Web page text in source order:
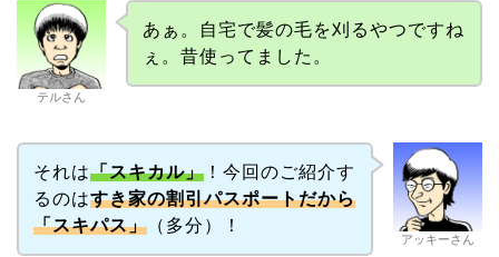
テルさん
あぁ。自宅で髪の毛を刈るやつですね
ぇ。昔使ってました。
アッキーさん
それは「スキカル」！今回のご紹介す
るのはすき家の割引パスポートだから
「スキパス」（多分）！